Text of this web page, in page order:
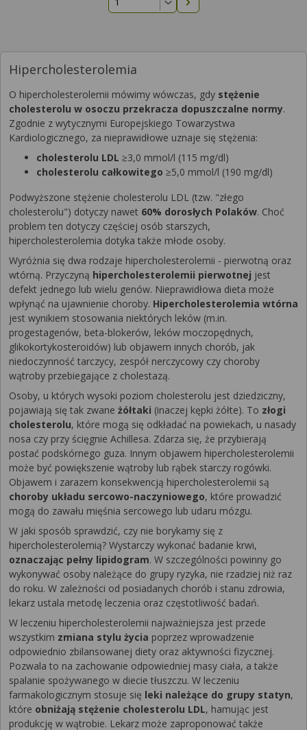
Następna strona
Hipercholesterolemia
O hipercholesterolemii mówimy wówczas, gdy stężenie
cholesterolu w osoczu przekracza dopuszczalne normy.
Zgodnie z wytycznymi Europejskiego Towarzystwa
Kardiologicznego, za nieprawidłowe uznaje się stężenia:
cholesterolu LDL ≥3,0 mmol/l (115 mg/dl)
cholesterolu całkowitego ≥5,0 mmol/l (190 mg/dl)
Podwyższone stężenie cholesterolu LDL (tzw. "złego
cholesterolu") dotyczy nawet 60% dorosłych Polaków. Choć
problem ten dotyczy częściej osób starszych,
hipercholesterolemia dotyka także młode osoby.
Wyróżnia się dwa rodzaje hipercholesterolemii - pierwotną oraz
wtórną. Przyczyną hipercholesterolemii pierwotnej jest
defekt jednego lub wielu genów. Nieprawidłowa dieta może
wpłynąć na ujawnienie choroby. Hipercholesterolemia wtórna
jest wynikiem stosowania niektórych leków (m.in.
progestagenów, beta-blokerów, leków moczopędnych,
glikokortykosteroidów) lub objawem innych chorób, jak
niedoczynność tarczycy, zespół nerczycowy czy choroby
wątroby przebiegające z cholestazą.
Osoby, u których wysoki poziom cholesterolu jest dziedziczny,
pojawiają się tak zwane żółtaki (inaczej kępki żółte). To złogi
cholesterolu, które mogą się odkładać na powiekach, u nasady
nosa czy przy ścięgnie Achillesa. Zdarza się, że przybierają
postać podskórnego guza. Innym objawem hipercholesterolemii
może być powiększenie wątroby lub rąbek starczy rogówki.
Objawem i zarazem konsekwencją hipercholesterolemii są
choroby układu sercowo-naczyniowego, które prowadzić
mogą do zawału mięśnia sercowego lub udaru mózgu.
W jaki sposób sprawdzić, czy nie borykamy się z
hipercholesterolemią? Wystarczy wykonać badanie krwi,
oznaczając pełny lipidogram. W szczególności powinny go
wykonywać osoby należące do grupy ryzyka, nie rzadziej niż raz
do roku. W zależności od posiadanych chorób i stanu zdrowia,
lekarz ustala metodę leczenia oraz częstotliwość badań.
W leczeniu hipercholesterolemii najważniejsza jest przede
wszystkim zmiana stylu życia poprzez wprowadzenie
odpowiednio zbilansowanej diety oraz aktywności fizycznej.
Pozwala to na zachowanie odpowiedniej masy ciała, a także
spalanie spożywanego w diecie tłuszczu. W leczeniu
farmakologicznym stosuje się leki należące do grupy statyn,
które obniżają stężenie cholesterolu LDL, hamując jest
produkcję w wątrobie. Lekarz może zaproponować także